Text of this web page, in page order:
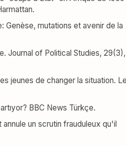
Genèse, mutations et avenir de la
Journal of Political Studies, 29(3),
jeunes de changer la situation.
BBC News Türkçe.
un scrutin frauduleux qu'il